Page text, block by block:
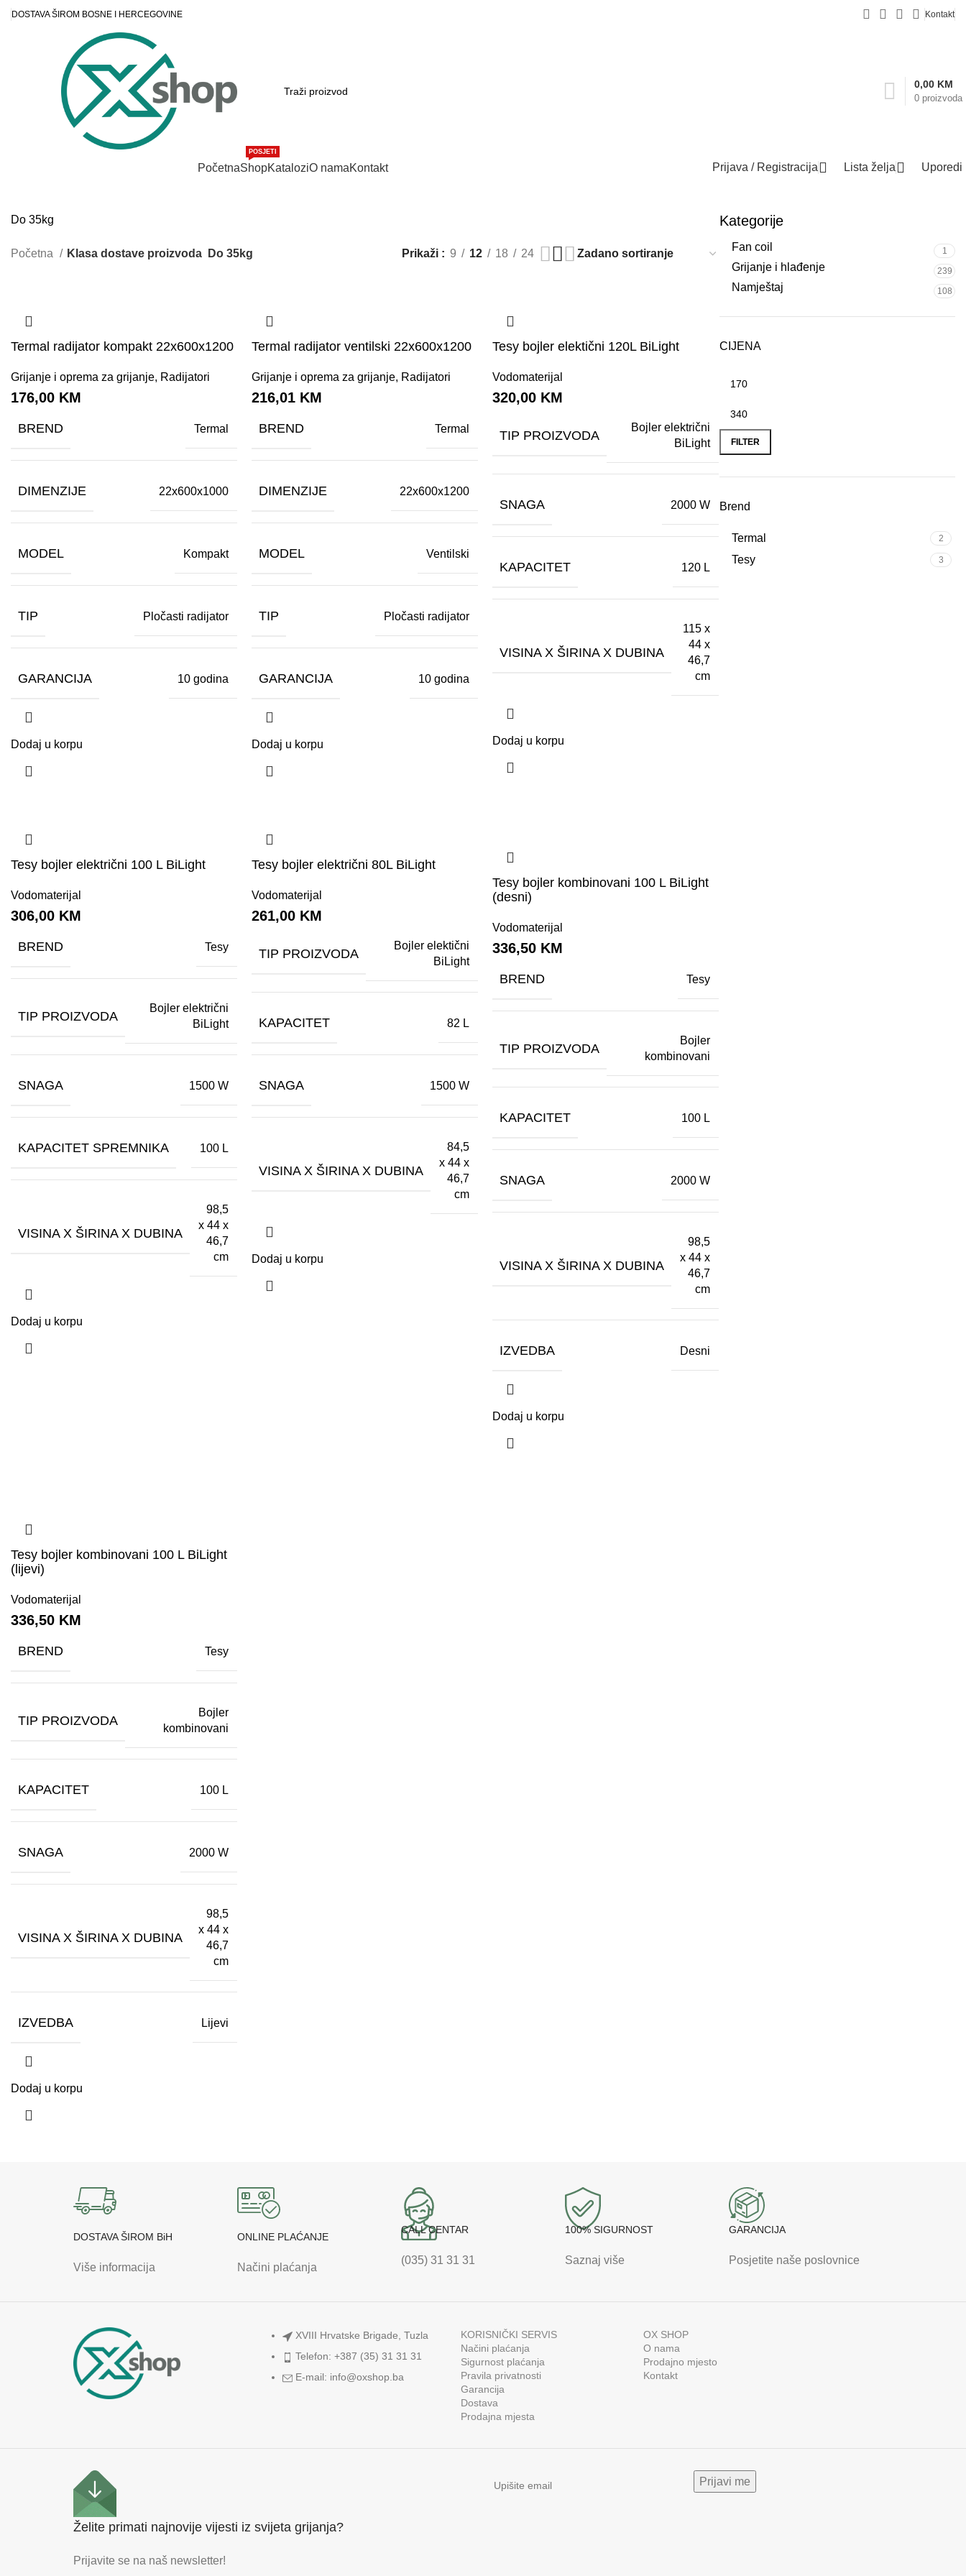
DOSTAVA ŠIROM BOSNE I HERCEGOVINE Kontakt
0 proizvoda
0,00 KM
PočetnaShop
POSJETI
KataloziO namaKontakt Prijava / Registracija Lista želja Uporedi
Kategorije
Fan coil 1
Grijanje i hlađenje 239
Namještaj 108
CIJENA
FILTER
Brend
Termal 2
Tesy 3
Do 35kg
Početna Klasa dostave proizvoda Do 35kg Prikaži 9 12 18 24
Termal radijator kompakt 22x600x1200
Grijanje i oprema za grijanje, Radijatori
176,00 KM
BREND Termal
DIMENZIJE 22x600x1000
MODEL Kompakt
TIP Pločasti radijator
GARANCIJA 10 godina
Dodaj u korpu
Termal radijator ventilski 22x600x1200
Grijanje i oprema za grijanje, Radijatori
216,01 KM
BREND Termal
DIMENZIJE 22x600x1200
MODEL Ventilski
TIP Pločasti radijator
GARANCIJA 10 godina
Dodaj u korpu
Tesy bojler elektični 120L BiLight
Vodomaterijal
320,00 KM
TIP PROIZVODA
Bojler električni
BiLight
SNAGA 2000 W
KAPACITET 120 L
VISINA X ŠIRINA X DUBINA
115 x
44 x
46,7
cm
Dodaj u korpu
Tesy bojler električni 100 L BiLight
Vodomaterijal
306,00 KM
BREND Tesy
TIP PROIZVODA
Bojler električni
BiLight
SNAGA 1500 W
KAPACITET SPREMNIKA 100 L
VISINA X ŠIRINA X DUBINA
98,5
x 44 x
46,7
cm
Dodaj u korpu
Tesy bojler električni 80L BiLight
Vodomaterijal
261,00 KM
TIP PROIZVODA
Bojler elektični
BiLight
KAPACITET 82 L
SNAGA 1500 W
VISINA X ŠIRINA X DUBINA
84,5
x 44 x
46,7
cm
Dodaj u korpu
Tesy bojler kombinovani 100 L BiLight
(desni)
Vodomaterijal
336,50 KM
BREND Tesy
TIP PROIZVODA
Bojler
kombinovani
KAPACITET 100 L
SNAGA 2000 W
VISINA X ŠIRINA X DUBINA
98,5
x 44 x
46,7
cm
IZVEDBA Desni
Dodaj u korpu
Tesy bojler kombinovani 100 L BiLight
(lijevi)
Vodomaterijal
336,50 KM
BREND Tesy
TIP PROIZVODA
Bojler
kombinovani
KAPACITET 100 L
SNAGA 2000 W
VISINA X ŠIRINA X DUBINA
98,5
x 44 x
46,7
cm
IZVEDBA Lijevi
Dodaj u korpu
DOSTAVA ŠIROM BiH
Više informacija
ONLINE PLAĆANJE
Načini plaćanja
CALL CENTAR
(035) 31 31 31
100% SIGURNOST
Saznaj više
GARANCIJA
Posjetite naše poslovnice
XVIII Hrvatske Brigade, Tuzla
Telefon: +387 (35) 31 31 31
E-mail: info@oxshop.ba
KORISNIČKI SERVIS
Načini plaćanja
Sigurnost plaćanja
Pravila privatnosti
Garancija
Dostava
Prodajna mjesta
OX SHOP
O nama
Prodajno mjesto
Kontakt
Želite primati najnovije vijesti iz svijeta grijanja?
Prijavite se na naš newsletter!